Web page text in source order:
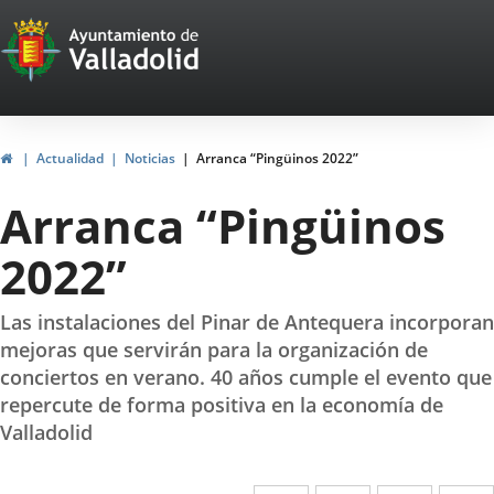
Portal
Web
del
Ayuntamiento
de
Valladolid
InicioActualidad Noticias Arranca “Pingüinos 2022”
Arranca “Pingüinos
2022”
Las instalaciones del Pinar de Antequera incorporan
mejoras que servirán para la organización de
conciertos en verano. 40 años cumple el evento que
repercute de forma positiva en la economía de
Valladolid